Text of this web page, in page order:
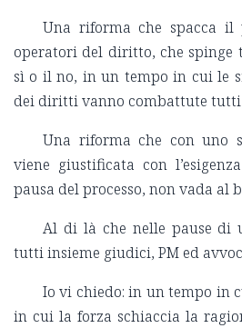
Una riforma che spacca il
operatori del diritto, che
sì o il no, in un tempo in cui le
dei diritti vanno combattute tutti
Una riforma che con uno
viene giustificata con
pausa del processo, non vada al
Al di là che nelle pause di
tutti insieme giudici, PM ed
Io vi chiedo: in un tempo in
in cui la forza schiaccia la